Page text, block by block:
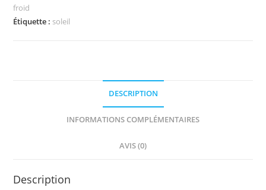
froid
Étiquette : soleil
DESCRIPTION
INFORMATIONS COMPLÉMENTAIRES
AVIS (0)
Description